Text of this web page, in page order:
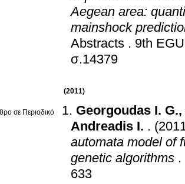
Aegean area:
mainshock
Abstracts . 9th
σ.14379
(2011)
σε Περιοδικό Georgoudas I. G.,
Andreadis I. .
automata model of
genetic algorithms .
633